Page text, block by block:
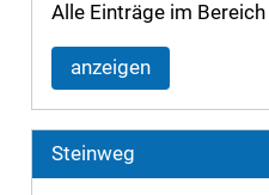
Alle Einträge im
anzeigen
Steinweg